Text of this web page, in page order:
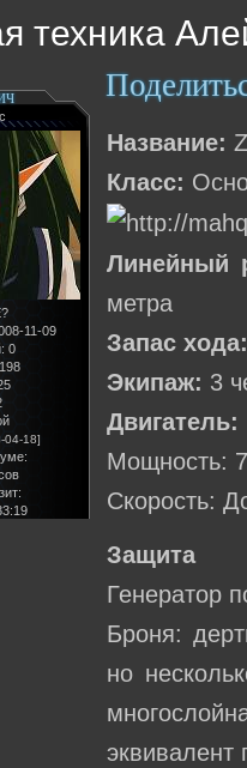
техника
11-09
0
04-18]
Название:
Класс:
Линейный
метра
Запас
Экипаж: 3
Двигатель:
Мощность:
Скорость:
Защита
Генератор
Броня:
но
эквивалент